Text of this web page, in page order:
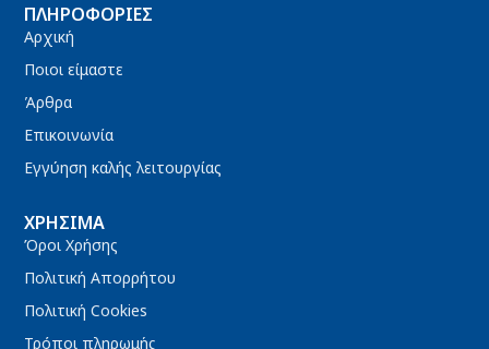
ΠΛΗΡΟΦΟΡΊΕΣ
Αρχική
Ποιοι είμαστε
Άρθρα
Επικοινωνία
Εγγύηση καλής λειτουργίας
ΧΡΉΣΙΜΑ
Όροι Χρήσης
Πολιτική Απορρήτου
Πολιτική Cookies
Τρόποι πληρωμής